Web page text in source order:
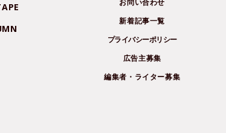
プライバシーポリシー
広告主募集
編集者・ライター募集